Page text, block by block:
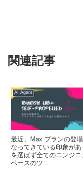
関連記事
AI Agent
最近、Max プランの登
なってきている印象が
を選ばず全てのエンジ
ベースのツ...